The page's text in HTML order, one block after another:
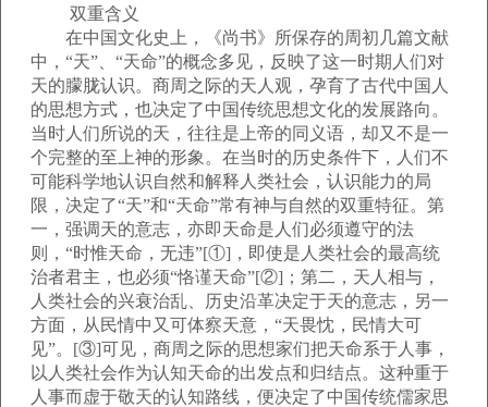
双重含义
在中国文化史上，《尚书》所保存的周初几篇文献
中，“天”、“天命”的概念多见，反映了这一时期人们对
天的朦胧认识。商周之际的天人观，孕育了古代中国人
的思想方式，也决定了中国传统思想文化的发展路向。
当时人们所说的天，往往是上帝的同义语，却又不是一
个完整的至上神的形象。在当时的历史条件下，人们不
可能科学地认识自然和解释人类社会，认识能力的局
限，决定了“天”和“天命”常有神与自然的双重特征。第
一，强调天的意志，亦即天命是人们必须遵守的法
则，“时惟天命，无违”[①]，即使是人类社会的最高统
治者君主，也必须“恪谨天命”[②]；第二，天人相与，
人类社会的兴衰治乱、历史沿革决定于天的意志，另一
方面，从民情中又可体察天意，“天畏忱，民情大可
见”。[③]可见，商周之际的思想家们把天命系于人事，
以人类社会作为认知天命的出发点和归结点。这种重于
人事而虚于敬天的认知路线，便决定了中国传统儒家思